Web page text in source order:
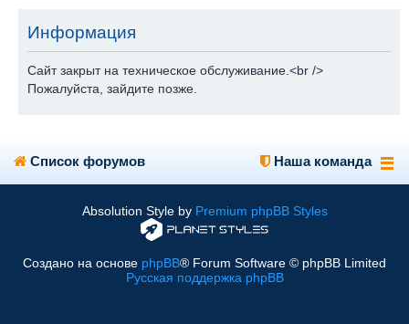
Информация
Сайт закрыт на техническое обслуживание.<br />
Пожалуйста, зайдите позже.
Список форумов Наша команда
Absolution Style by Premium phpBB Styles
Создано на основе phpBB® Forum Software © phpBB Limited
Русская поддержка phpBB